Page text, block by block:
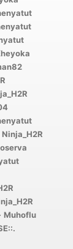
Ninja_H2R
Muhoflu